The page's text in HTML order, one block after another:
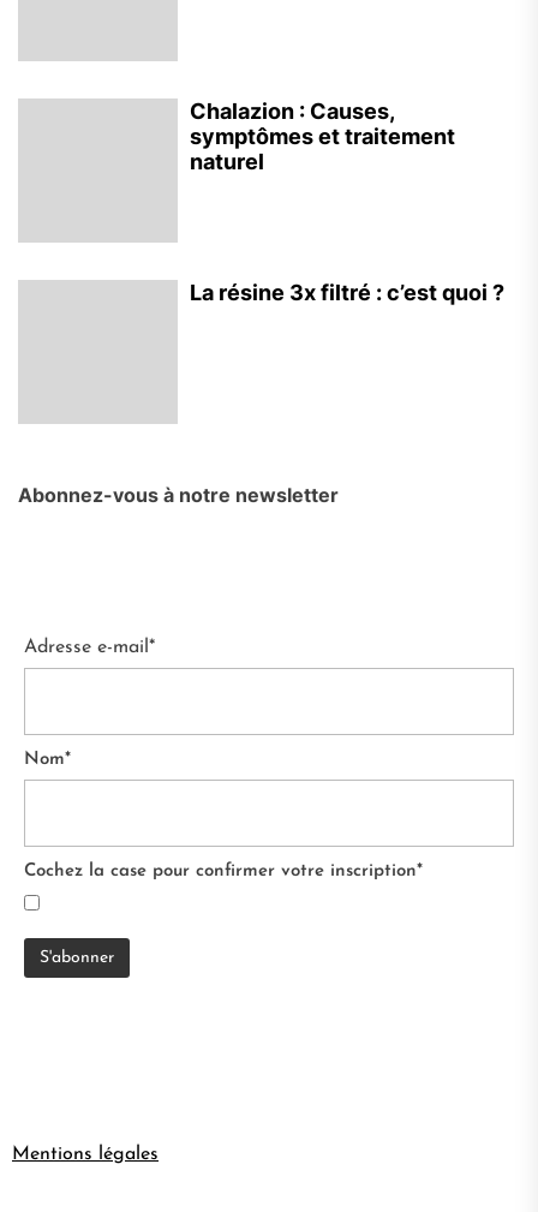
Chalazion : Causes,
symptômes et traitement
naturel
La résine 3x filtré : c’est quoi ?
Abonnez-vous à notre newsletter
Adresse e-mail*
Nom*
Cochez la case pour confirmer votre inscription*
Mentions légales